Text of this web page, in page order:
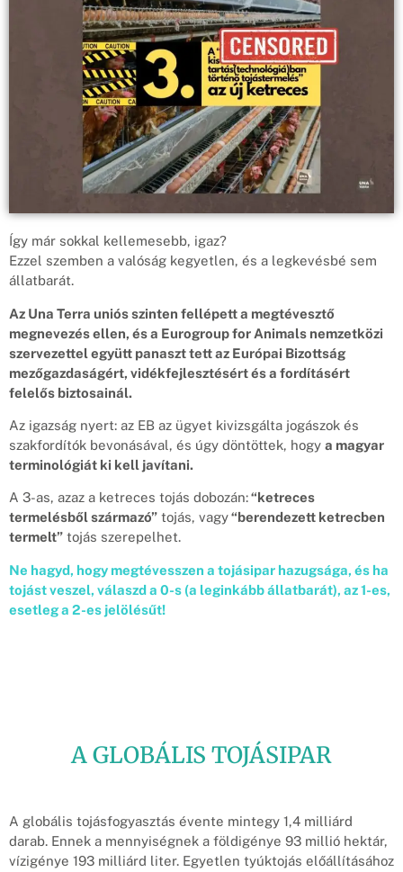
Így már sokkal kellemesebb, igaz?
Ezzel szemben a valóság kegyetlen, és a legkevésbé sem
állatbarát.
Az Una Terra uniós szinten fellépett a megtévesztő
megnevezés ellen, és a Eurogroup for Animals nemzetközi
szervezettel együtt panaszt tett az Európai Bizottság
mezőgazdaságért, vidékfejlesztésért és a fordításért
felelős biztosainál.
Az igazság nyert: az EB az ügyet kivizsgálta jogászok és
szakfordítók bevonásával, és úgy döntöttek, hogy a magyar
terminológiát ki kell javítani.
A 3-as, azaz a ketreces tojás dobozán:“ketreces
termelésből származó” tojás, vagy“berendezett ketrecben
termelt” tojás szerepelhet.
Ne hagyd, hogy megtévesszen a tojásipar hazugsága, és ha
tojást veszel, válaszd a 0-s (a leginkább állatbarát), az 1-es,
esetleg a 2-es jelölésűt!
A GLOBÁLIS TOJÁSIPAR
A globális tojásfogyasztás évente mintegy 1,4 milliárd
darab. Ennek a mennyiségnek a földigénye 93 millió hektár,
vízigénye 193 milliárd liter. Egyetlen tyúktojás előállításához